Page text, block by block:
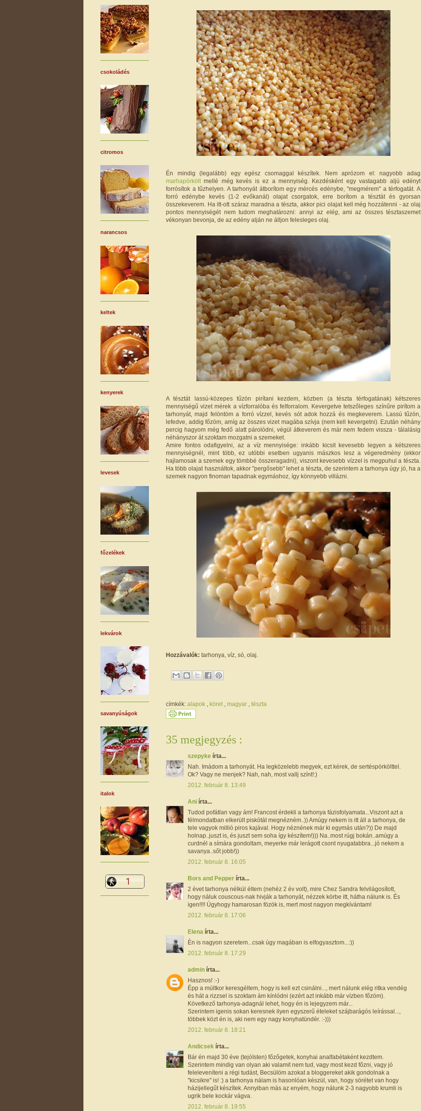
Én mindig (legalább) egy egész csomaggal készítek. Nem aprózom el: nagyobb adag
marhapörkölt mellé még kevés is ez a mennyiség. Kezdésként egy vastagabb aljú edényt
forrósítok a tűzhelyen. A tarhonyát átborítom egy mércés edénybe, "megmérem" a térfogatát. A
forró edénybe kevés (1-2 evőkanál) olajat csorgatok, erre borítom a tésztát és gyorsan
összekeverem. Ha itt-ott száraz maradna a tészta, akkor pici olajat kell még hozzátenni - az olaj
pontos mennyiségét nem tudom meghatározni: annyi az elég, ami az összes tésztaszemet
vékonyan bevonja, de az edény alján ne álljon felesleges olaj.
A tésztát lassú-közepes tűzön pirítani kezdem, közben (a tészta térfogatának) kétszeres
mennyiségű vizet mérek a vízforralóba és felforralom. Kevergetve tetszőleges színűre pirítom a
tarhonyát, majd felöntöm a forró vízzel, kevés sót adok hozzá és megkeverem. Lassú tűzön,
lefedve, addig főzöm, amíg az összes vizet magába szívja (nem kell kevergetni). Ezután néhány
percig hagyom még fedő alatt párolódni, végül átkeverem és már nem fedem vissza - tálalásig
néhányszor át szoktam mozgatni a szemeket.
Amire fontos odafigyelni, az a víz mennyisége: inkább kicsit kevesebb legyen a kétszeres
mennyiségnél, mint több, ez utóbbi esetben ugyanis mászkos lesz a végeredmény (ekkor
hajlamosak a szemek egy tömbbé összeragadni), viszont kevesebb vízzel is megpuhul a tészta.
Ha több olajat használtok, akkor "pergősebb" lehet a tészta, de szerintem a tarhonya úgy jó, ha a
szemek nagyon finoman tapadnak egymáshoz, így könnyebb villázni.
Hozzávalók: tarhonya, víz, só, olaj.
címkék: alapok köret magyar tészta
35 megjegyzés :
szepyke írta...
Nah. Imádom a tarhonyát. Ha legközelebb megyek, ezt kérek, de sertéspörkölttel.
Ok? Vagy ne menjek? Nah, nah, most vallj színt!:)
2012. február 8. 13:49
Ani írta...
Tudod pofátlan vagy ám! Francost érdekli a tarhonya fázisfolyamata...Viszont azt a
félmondatban elkerült piskótát megnézném..)) Amúgy nekem is itt áll a tarhonya, de
tele vagyok millió piros kajával. Hogy néznének már ki egymás után?)) De majd
holnap..juszt is, és juszt sem soha így készítem!))) Na..most rúgj bokán..amúgy a
curdnél a símára gondoltam, meyerke már lerágott csont nyugatabbra...jó nekem a
savanya..sőt jobb!))
2012. február 8. 16:05
Bors and Pepper írta...
2 évet tarhonya nélkül éltem (nehéz 2 év volt), mire Chez Sandra felvilágosított,
hogy náluk couscous-nak hivják a tarhonyát, nézzek körbe itt, hátha nálunk is. És
igen!!!! Úgyhogy hamarosan fözök is, mert most nagyon megkívántam!
2012. február 8. 17:06
Elena írta...
Èn is nagyon szeretem...csak úgy magában is elfogyasztom...:))
2012. február 8. 17:29
admin írta...
Hasznos! :-)
Épp a múltkor keresgéltem, hogy is kell ezt csinálni..., mert nálunk elég ritka vendég
és hát a rizzsel is szoktam ám kínlódni (ezért azt inkább már vízben főzöm).
Következő tarhonya-adagnál lehet, hogy én is lejegyzem már...
Szerintem igenis sokan keresnek ilyen egyszerű ételeket szájbarágós leírással...,
többek közt én is, aki nem egy nagy konyhatündér. :-)))
2012. február 8. 18:21
Andicsek írta...
Bár én majd 30 éve (tejóIsten) főzőgetek, konyhai analfabétaként kezdtem.
Szerintem mindig van olyan aki valamit nem tud, vagy most kezd főzni, vagy jó
feleleveníteni a régi tudást, Becsülöm azokat a bloggereket akik gondolnak a
"kicsikre" is! :) a tarhonya nálam is hasonlóan készül, van, hogy sörétet van hogy
házijellegűt készítek. Annyiban más az enyém, hogy nálunk 2-3 nagyobb krumli is
ugrik bele kockár vágva.
2012. február 8. 19:55
csokoládés
citromos
narancsos
keltek
kenyerek
levesek
főzelékek
lekvárok
savanyúságok
italok